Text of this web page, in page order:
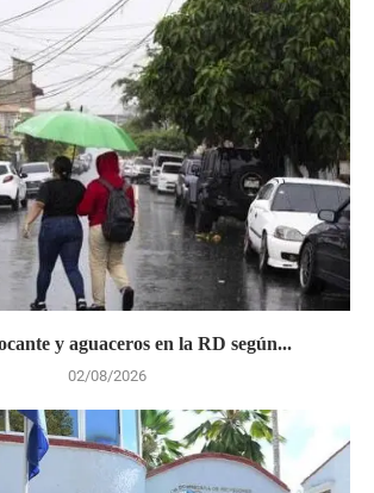
y aguaceros en la RD según...
02/08/2026